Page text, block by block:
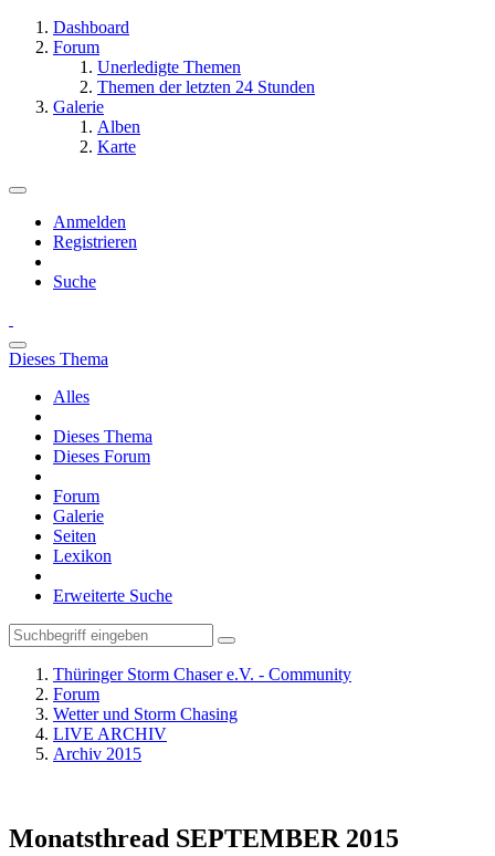
Dashboard
Forum
Unerledigte Themen
Themen der letzten 24 Stunden
Galerie
Alben
Karte
Anmelden
Registrieren
Suche
Dieses Thema
Alles
Dieses Thema
Dieses Forum
Forum
Galerie
Seiten
Lexikon
Erweiterte Suche
Thüringer Storm Chaser e.V. - Community
Forum
Wetter und Storm Chasing
LIVE ARCHIV
Archiv 2015
Monatsthread SEPTEMBER 2015